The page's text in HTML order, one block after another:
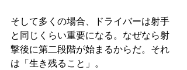
そして多くの場合、ドライバーは射手
と同じくらい重要になる。なぜなら射
撃後に第二段階が始まるからだ。それ
は「生き残ること」。